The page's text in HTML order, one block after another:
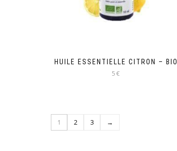
HUILE ESSENTIELLE CITRON – BIO
5€
1 2 3 →